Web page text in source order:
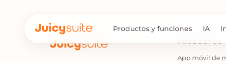
Productos y funciones IA
PRODUCTOS
App móvil de